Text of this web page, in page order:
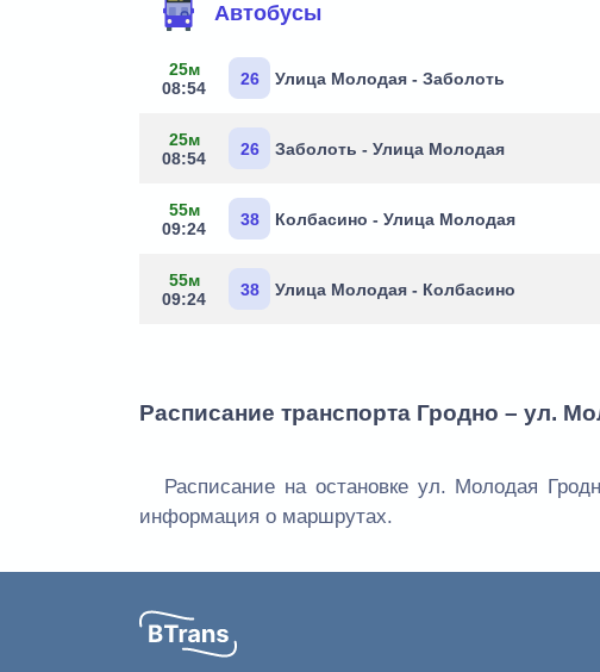
Автобусы
25м
08:54
26 Улица Молодая - Заболоть
25м
08:54
26 Заболоть - Улица Молодая
55м
09:24
38 Колбасино - Улица Молодая
55м
09:24
38 Улица Молодая - Колбасино
Расписание транспорта Гродно – ул.
Расписание на остановке ул. Молодая
информация о маршрутах.